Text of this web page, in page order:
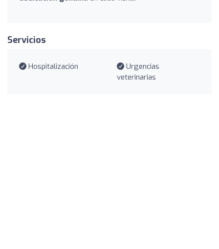
Servicios
Hospitalización
Urgencias
veterinarias